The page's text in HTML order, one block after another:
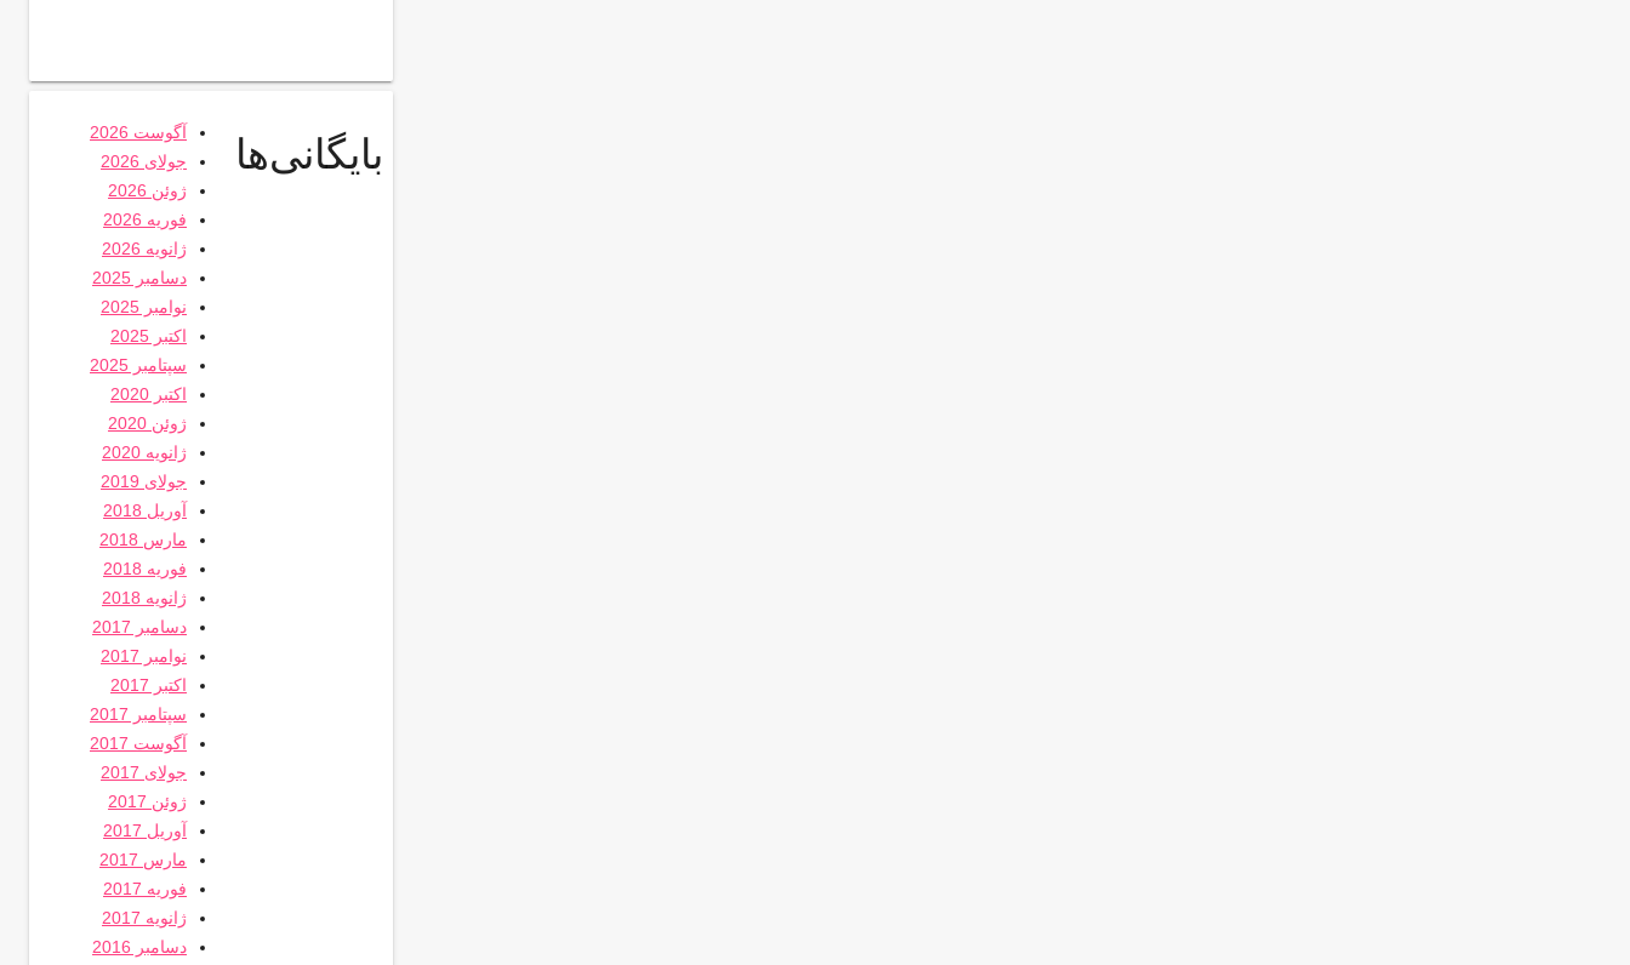
بایگانی‌ها
آگوست 2026
جولای 2026
ژوئن 2026
فوریه 2026
ژانویه 2026
دسامبر 2025
نوامبر 2025
اکتبر 2025
سپتامبر 2025
اکتبر 2020
ژوئن 2020
ژانویه 2020
جولای 2019
آوریل 2018
مارس 2018
فوریه 2018
ژانویه 2018
دسامبر 2017
نوامبر 2017
اکتبر 2017
سپتامبر 2017
آگوست 2017
جولای 2017
ژوئن 2017
آوریل 2017
مارس 2017
فوریه 2017
ژانویه 2017
دسامبر 2016